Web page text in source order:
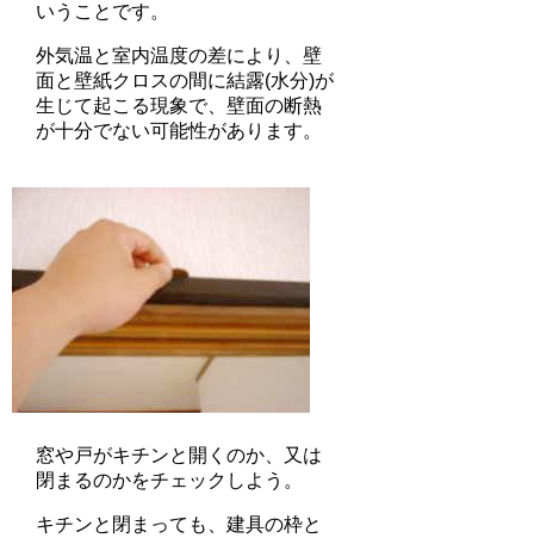
いうことです。
外気温と室内温度の差により、壁
面と壁紙クロスの間に結露(水分)が
生じて起こる現象で、壁面の断熱
が十分でない可能性があります。
窓や戸がキチンと開くのか、又は
閉まるのかをチェックしよう。
キチンと閉まっても、建具の枠と